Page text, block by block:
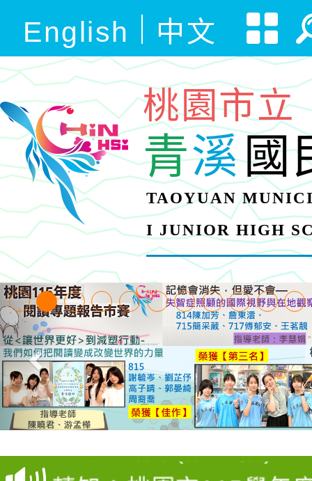
English 中文
桃園市立
青溪國
TAOYUAN
I JUNIOR HIGH
【甄選結果(第4招)】